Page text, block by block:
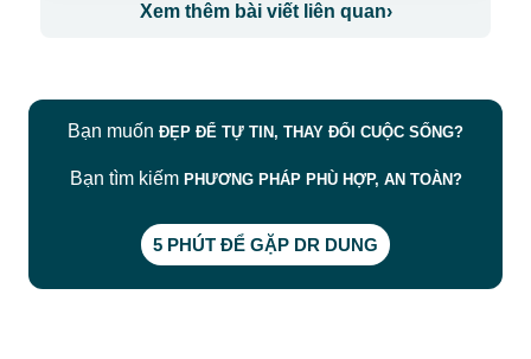
Xem thêm bài viết liên quan›
Bạn muốn ĐẸP ĐỂ TỰ TIN, THAY ĐỔI CUỘC SỐNG?
Bạn tìm kiếm PHƯƠNG PHÁP PHÙ HỢP, AN TOÀN?
5 PHÚT ĐỂ GẶP DR DUNG